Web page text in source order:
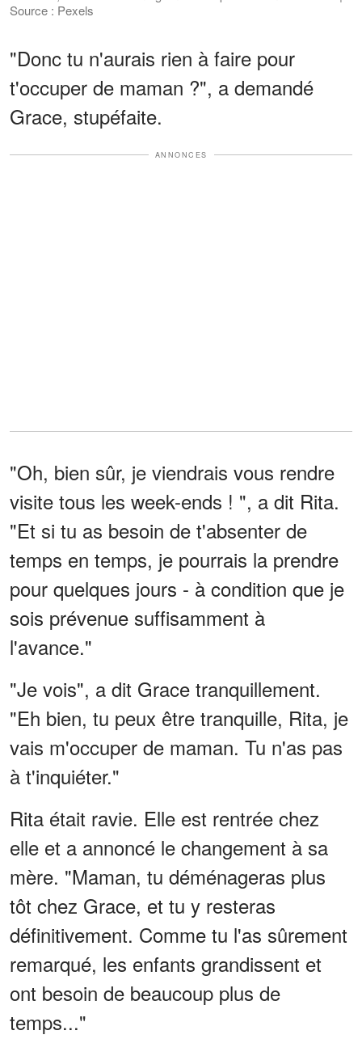
Source : Pexels
"Donc tu n'aurais rien à faire pour
t'occuper de maman ?", a demandé
Grace, stupéfaite.
ANNONCES
"Oh, bien sûr, je viendrais vous rendre
visite tous les week-ends ! ", a dit Rita.
"Et si tu as besoin de t'absenter de
temps en temps, je pourrais la prendre
pour quelques jours - à condition que je
sois prévenue suffisamment à
l'avance."
"Je vois", a dit Grace tranquillement.
"Eh bien, tu peux être tranquille, Rita, je
vais m'occuper de maman. Tu n'as pas
à t'inquiéter."
Rita était ravie. Elle est rentrée chez
elle et a annoncé le changement à sa
mère. "Maman, tu déménageras plus
tôt chez Grace, et tu y resteras
définitivement. Comme tu l'as sûrement
remarqué, les enfants grandissent et
ont besoin de beaucoup plus de
temps..."